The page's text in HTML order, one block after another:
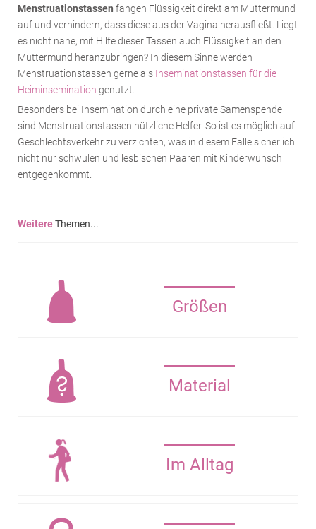
Menstruationstassen fangen Flüssigkeit direkt am Muttermund
auf und verhindern, dass diese aus der Vagina herausfließt. Liegt
es nicht nahe, mit Hilfe dieser Tassen auch Flüssigkeit an den
Muttermund heranzubringen? In diesem Sinne werden
Menstruationstassen gerne als Inseminationstassen für die
Heiminsemination genutzt.
Besonders bei Insemination durch eine private Samenspende
sind Menstruationstassen nützliche Helfer. So ist es möglich auf
Geschlechtsverkehr zu verzichten, was in diesem Falle sicherlich
nicht nur schwulen und lesbischen Paaren mit Kinderwunsch
entgegenkommt.
WeitereThemen...
Größen
Material
Im Alltag